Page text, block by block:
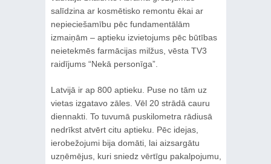
salīdzina ar kosmētisko remontu ēkai ar
nepieciešamību pēc fundamentālām
izmaiņām – aptieku izvietojums pēc būtības
neietekmēs farmācijas milžus, vēsta TV3
raidījums “Nekā personīga”.
Latvijā ir ap 800 aptieku. Puse no tām uz
vietas izgatavo zāles. Vēl 20 strādā cauru
diennakti. To tuvumā puskilometra rādiusā
nedrīkst atvērt citu aptieku. Pēc idejas,
ierobežojumi bija domāti, lai aizsargātu
uzņēmējus, kuri sniedz vērtīgu pakalpojumu,